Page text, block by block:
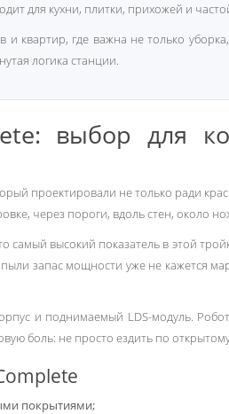
для кухни, плитки, прихожей и
и квартир, где важна не только
логика станции.
выбор для
проектировали не только ради
через пороги, вдоль стен, около
самый высокий показатель в этой
запас мощности уже не кажется
и поднимаемый LDS-модуль.
боль: не просто ездить по
покрытиями;